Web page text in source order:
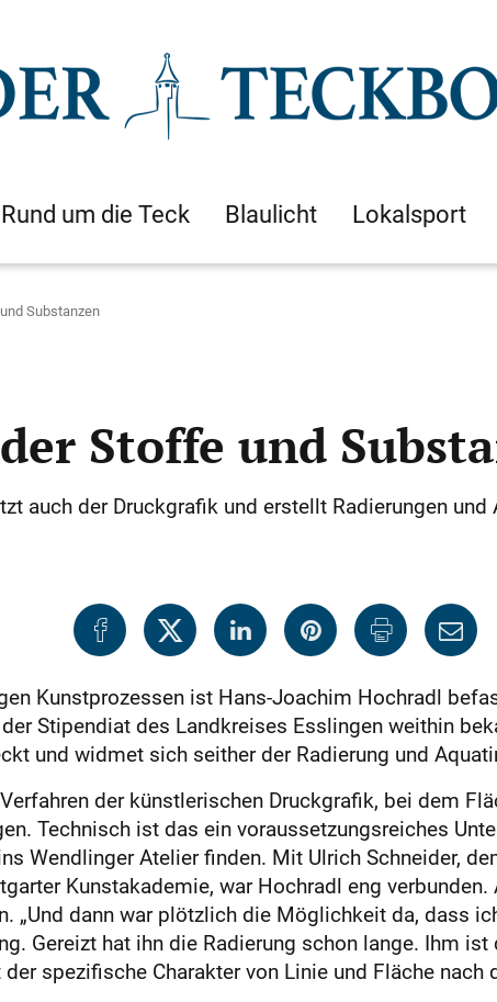
Rund um die Teck Blaulicht Lokalsport
Substanzen
Stoffe und
auch der Druckgrafik und erstellt Radierungen und
Kunstprozessen ist Hans-Joachim Hochradl
Stipendiat des Landkreises Esslingen weithin
und widmet sich seither der Radierung und
der künstlerischen Druckgrafik, bei dem
Technisch ist das ein voraussetzungsreiches
Wendlinger Atelier finden. Mit Ulrich Schneider,
Kunstakademie, war Hochradl eng
„Und dann war plötzlich die Möglichkeit da, dass
Gereizt hat ihn die Radierung schon lange. Ihm
spezifische Charakter von Linie und Fläche nach